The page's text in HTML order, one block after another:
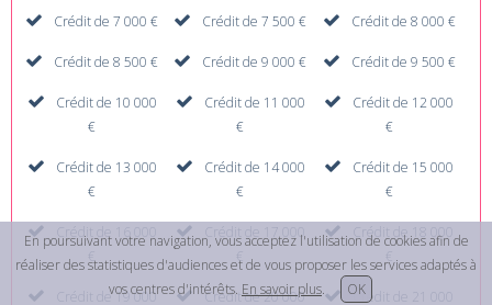
Crédit de 7 000 € Crédit de 7 500 € Crédit de 8 000 €
Crédit de 8 500 € Crédit de 9 000 € Crédit de 9 500 €
Crédit de 10 000
€
Crédit de 11 000
€
Crédit de 12 000
€
Crédit de 13 000
€
Crédit de 14 000
€
Crédit de 15 000
€
Crédit de 16 000
€
Crédit de 17 000
€
Crédit de 18 000
€
Crédit de 19 000 Crédit de 20 000 Crédit de 21 000
En poursuivant votre navigation, vous acceptez l'utilisation de cookies afin de
réaliser des statistiques d'audiences et de vous proposer les services adaptés à
vos centres d'intérêts. En savoir plus. OK